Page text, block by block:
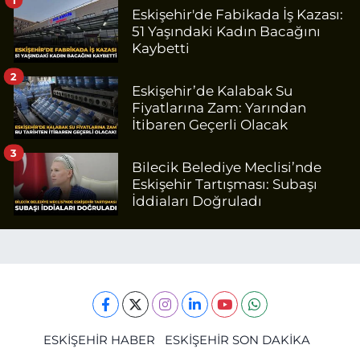
Eskişehir'de Fabikada İş Kazası:
51 Yaşındaki Kadın Bacağını
Kaybetti
Eskişehir’de Kalabak Su
Fiyatlarına Zam: Yarından
İtibaren Geçerli Olacak
2
Bilecik Belediye Meclisi’nde
Eskişehir Tartışması: Subaşı
İddiaları Doğruladı
3
ESKİŞEHİR HABER
ESKİŞEHİR SON DAKİKA